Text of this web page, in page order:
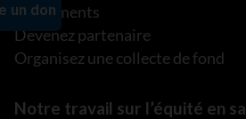
Événements
Devenez partenaire
Organisez une collecte de fond
Notre travail sur l’équité en